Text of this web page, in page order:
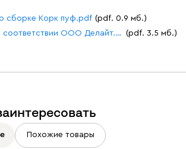
сборке Корк пуф.pdf (pdf. 0.9 мб.)
декларация о соответствии ООО Делайт.pdf
(pdf. 3.5 мб.)
Похожие товары